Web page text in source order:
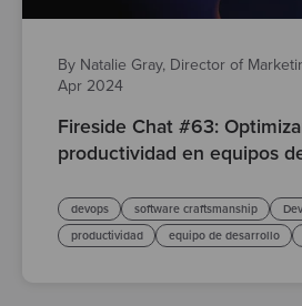
By Natalie Gray, Director of
Apr 2024
Fireside Chat #63:
productividad en equipos
devops software craftsmanship
productividad
equipo de desarrollo